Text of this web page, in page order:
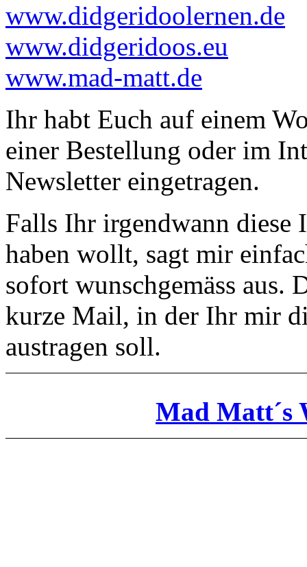
www.didgeridoolernen.de
www.didgeridoos.eu
www.mad-matt.de
Ihr habt Euch auf einem
einer Bestellung oder im
Newsletter eingetragen.
Falls Ihr irgendwann diese
haben wollt, sagt mir
sofort wunschgemäss aus.
kurze Mail, in der Ihr mir
austragen soll.
Mad Matt´s